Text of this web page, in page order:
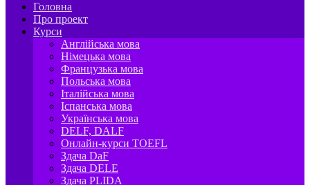
Головна
Про проект
Курси
Англійська мова
Німецька мова
Французька мова
Польська мова
Італійська мова
Іспанська мова
Українська мова
DELF, DALF
Онлайн-курси TOEFL
Здача DaF
Здача DELE
Здача PLIDA